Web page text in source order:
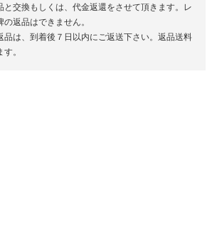
と交換もしくは、代金返還をさせて頂きます。レ
返品はできません。
品は、到着後７日以内にご返送下さい。返品送料
。